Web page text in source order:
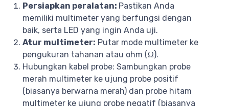
Persiapkan peralatan: Pastikan Anda
memiliki multimeter yang berfungsi dengan
baik, serta LED yang ingin Anda uji.
Atur multimeter: Putar mode multimeter ke
pengukuran tahanan atau ohm (Ω).
Hubungkan kabel probe: Sambungkan probe
merah multimeter ke ujung probe positif
(biasanya berwarna merah) dan probe hitam
multimeter ke ujung probe negatif (biasanya